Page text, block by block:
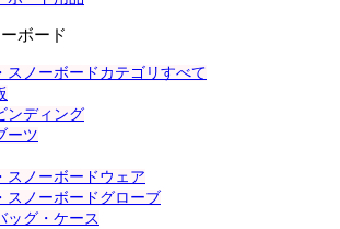
ボード
スノーボードカテゴリすべて
ンディング
ーツ
スノーボードウェア
スノーボードグローブ
ッグ・ケース